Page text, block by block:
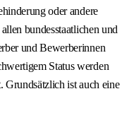
oder andere
bundesstaatlichen und
und Bewerberinnen
Status werden
Grundsätzlich ist auch eine